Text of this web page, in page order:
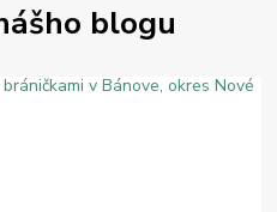
blogu